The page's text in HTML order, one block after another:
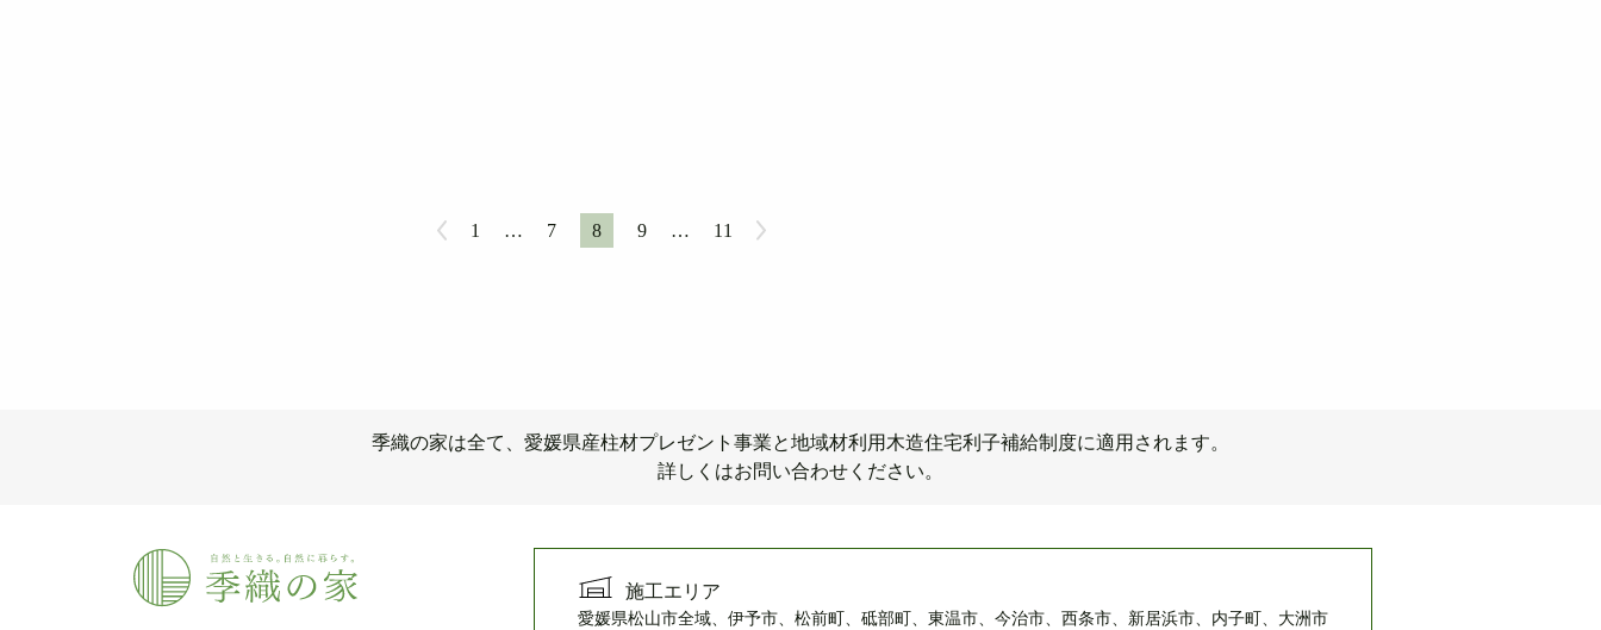
1 … 7 8 9 … 11
季織の家は全て、愛媛県産柱材プレゼント事業と地域材利用木造住宅利子補給制度に適用されます。
詳しくはお問い合わせください。
施工エリア
愛媛県松山市全域、伊予市、松前町、砥部町、東温市、今治市、西条市、新居浜市、内子町、大洲市